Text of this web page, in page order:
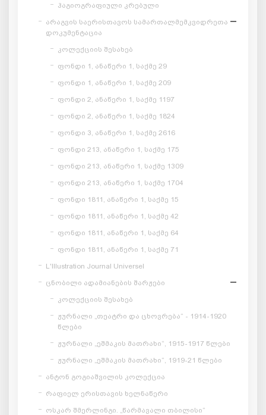
ჰაგიოგრაფიული კრებული
არაგვის საერისთავოს სამართალმემკვიდრეთა
დოკუმენტაცია
კოლექციის შესახებ
ფონდი 1, ანაწერი 1, საქმე 29
ფონდი 1, ანაწერი 1, საქმე 209
ფონდი 2, ანაწერი 1, საქმე 1197
ფონდი 2, ანაწერი 1, საქმე 1824
ფონდი 3, ანაწერი 1, საქმე 2616
ფონდი 213, ანაწერი 1, საქმე 175
ფონდი 213, ანაწერი 1, საქმე 1309
ფონდი 213, ანაწერი 1, საქმე 1704
ფონდი 1811, ანაწერი 1, საქმე 15
ფონდი 1811, ანაწერი 1, საქმე 42
ფონდი 1811, ანაწერი 1, საქმე 64
ფონდი 1811, ანაწერი 1, საქმე 71
L'Illustration Journal Universel
ცნობილი ადამიანების შარჟები
კოლექციის შესახებ
ჟურნალი „თეატრი და ცხოვრება“ - 1914-1920
წლები
ჟურნალი „ეშმაკის მათრახი“, 1915-1917 წლები
ჟურნალი „ეშმაკის მათრახი“, 1919-21 წლები
ანტონ გოგიაშვილის კოლექცია
რაფიელ ერისთავის ხელნაწერი
ოსკარ შმერლინგი. „წარმავალი თბილისი“